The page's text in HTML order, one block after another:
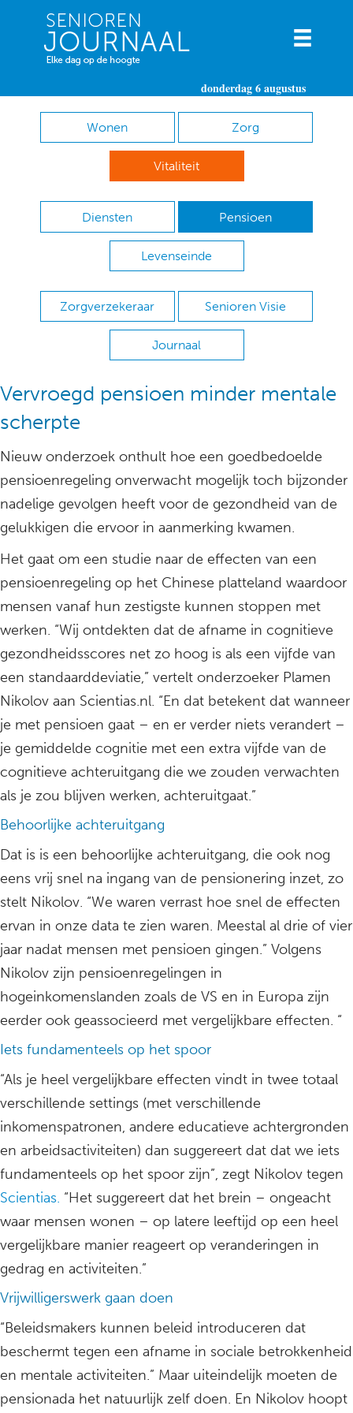
donderdag 6 augustus
Wonen Zorg
Vitaliteit
Diensten Pensioen
Levenseinde
Zorgverzekeraar Senioren Visie
Journaal
Vervroegd pensioen minder mentale
scherpte
Nieuw onderzoek onthult hoe een goedbedoelde
pensioenregeling onverwacht mogelijk toch bijzonder
nadelige gevolgen heeft voor de gezondheid van de
gelukkigen die ervoor in aanmerking kwamen.
Het gaat om een studie naar de effecten van een
pensioenregeling op het Chinese platteland waardoor
mensen vanaf hun zestigste kunnen stoppen met
werken. “Wij ontdekten dat de afname in cognitieve
gezondheidsscores net zo hoog is als een vijfde van
een standaarddeviatie,” vertelt onderzoeker Plamen
Nikolov aan Scientias.nl. “En dat betekent dat wanneer
je met pensioen gaat – en er verder niets verandert –
je gemiddelde cognitie met een extra vijfde van de
cognitieve achteruitgang die we zouden verwachten
als je zou blijven werken, achteruitgaat.”
Behoorlijke achteruitgang
Dat is is een behoorlijke achteruitgang, die ook nog
eens vrij snel na ingang van de pensionering inzet, zo
stelt Nikolov. “We waren verrast hoe snel de effecten
ervan in onze data te zien waren. Meestal al drie of vier
jaar nadat mensen met pensioen gingen.” Volgens
Nikolov zijn pensioenregelingen in
hogeinkomenslanden zoals de VS en in Europa zijn
eerder ook geassocieerd met vergelijkbare effecten. “
Iets fundamenteels op het spoor
“Als je heel vergelijkbare effecten vindt in twee totaal
verschillende settings (met verschillende
inkomenspatronen, andere educatieve achtergronden
en arbeidsactiviteiten) dan suggereert dat dat we iets
fundamenteels op het spoor zijn”, zegt Nikolov tegen
Scientias. “Het suggereert dat het brein – ongeacht
waar mensen wonen – op latere leeftijd op een heel
vergelijkbare manier reageert op veranderingen in
gedrag en activiteiten.”
Vrijwilligerswerk gaan doen
“Beleidsmakers kunnen beleid introduceren dat
beschermt tegen een afname in sociale betrokkenheid
en mentale activiteiten.” Maar uiteindelijk moeten de
pensionada het natuurlijk zelf doen. En Nikolov hoopt